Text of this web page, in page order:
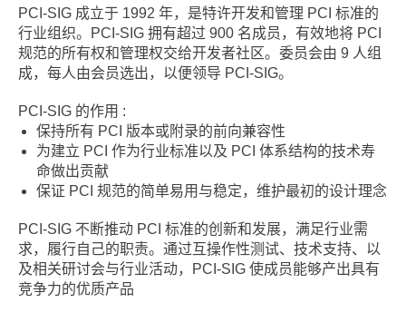
PCI-SIG 成立于 1992 年，是特许开发和管理 PCI 标准的
行业组织。PCI-SIG 拥有超过 900 名成员，有效地将 PCI
规范的所有权和管理权交给开发者社区。委员会由 9 人组
成，每人由会员选出，以便领导 PCI-SIG。
PCI-SIG 的作用 :
保持所有 PCI 版本或附录的前向兼容性
为建立 PCI 作为行业标准以及 PCI 体系结构的技术寿
命做出贡献
保证 PCI 规范的简单易用与稳定，维护最初的设计理念
PCI-SIG 不断推动 PCI 标准的创新和发展，满足行业需
求，履行自己的职责。通过互操作性测试、技术支持、以
及相关研讨会与行业活动，PCI-SIG 使成员能够产出具有
竞争力的优质产品